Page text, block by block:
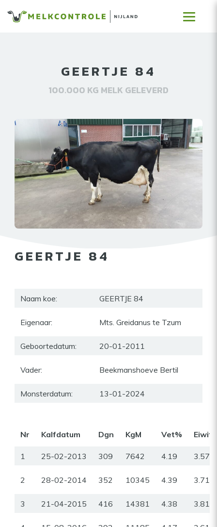
GEERTJE 84
100.000 KG MELK GELEVERD
GEERTJE 84
Naam koe: GEERTJE 84
Eigenaar: Mts. Greidanus te Tzum
Geboortedatum: 20-01-2011
Vader: Beekmanshoeve Bertil
Monsterdatum: 13-01-2024
Nr Kalfdatum Dgn KgM Vet%
1 25-02-2013 309 7642 4.19 3.57
2 28-02-2014 352 10345 4.39 3.71
3 21-04-2015 416 14381 4.38 3.81